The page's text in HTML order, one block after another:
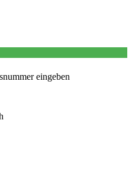
eingeben